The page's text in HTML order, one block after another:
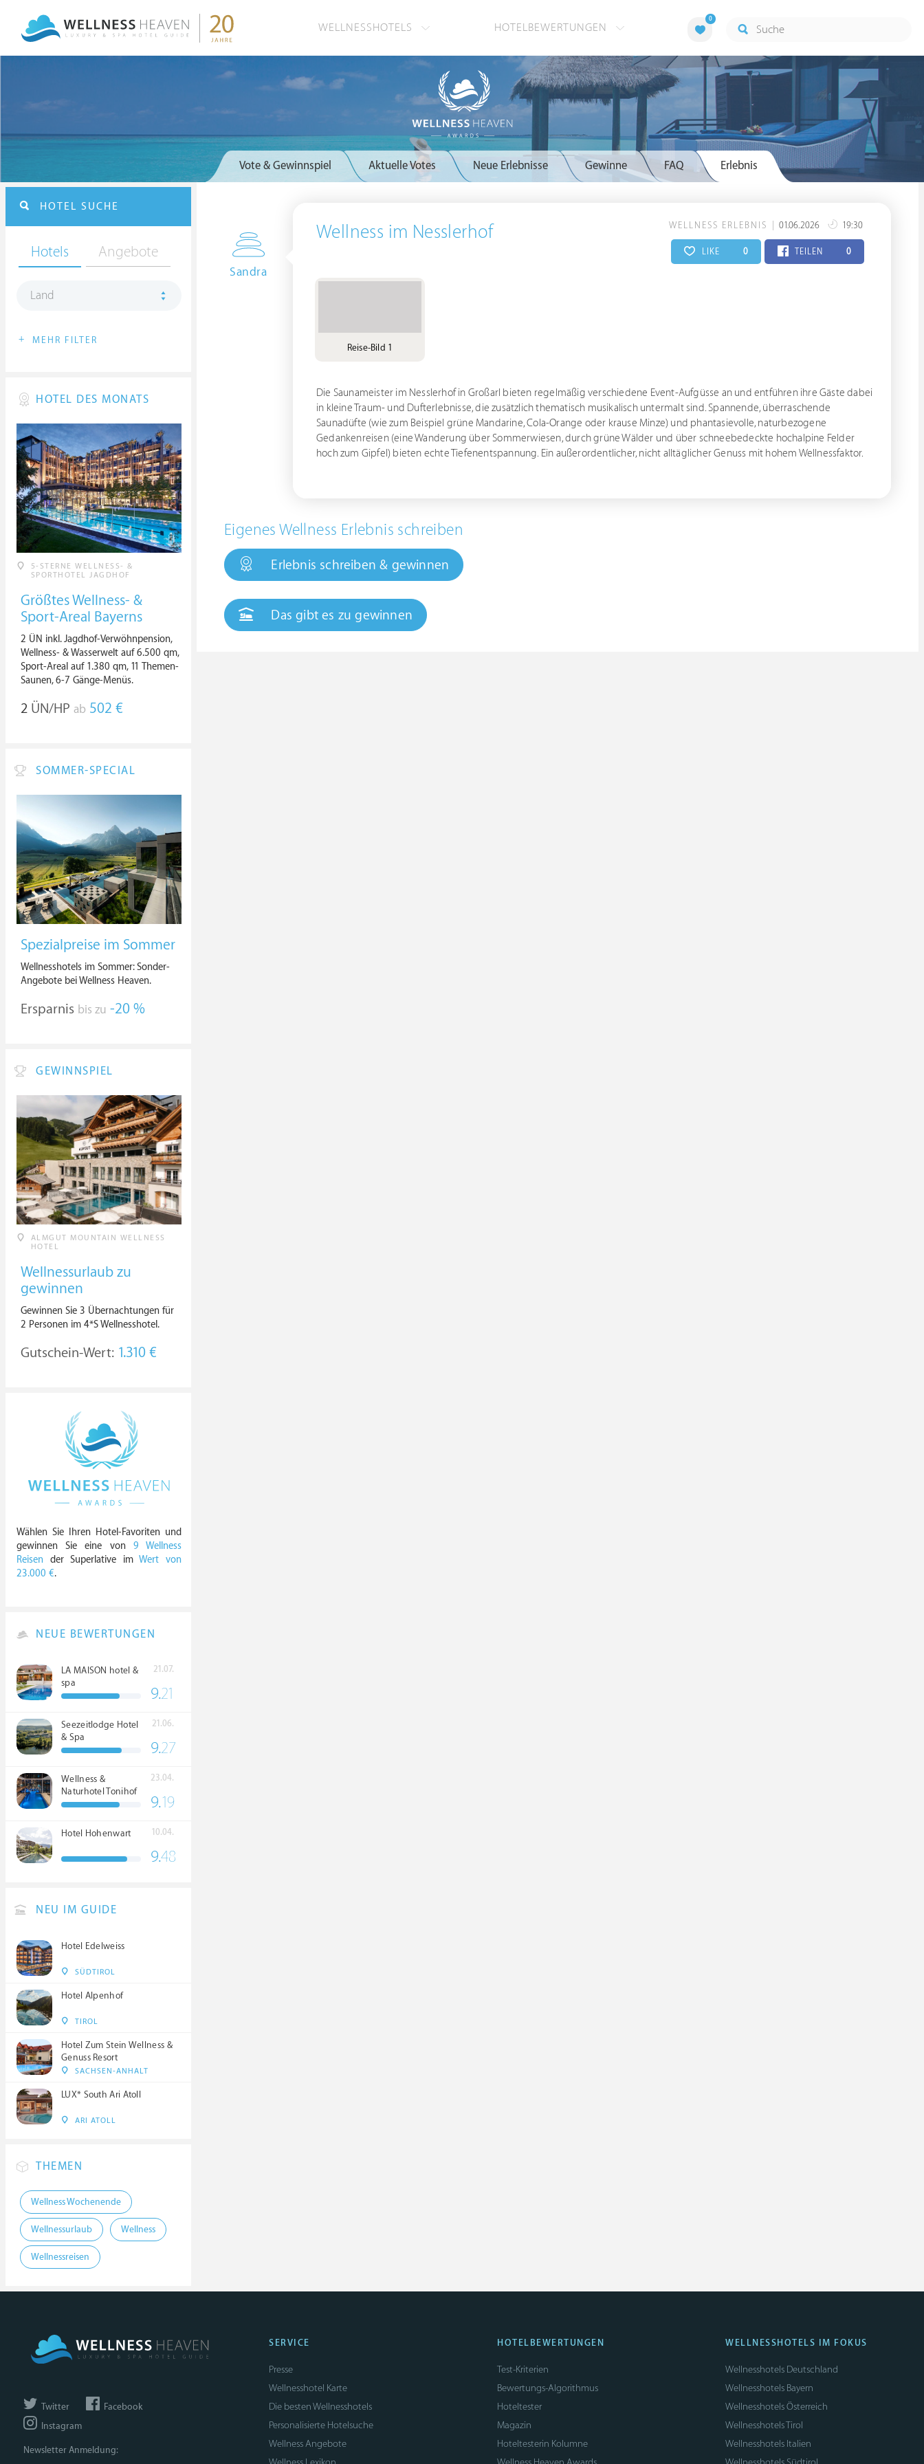
WELLNESSHOTELS HOTELBEWERTUNGEN
0
Vote & Gewinnspiel Aktuelle Votes Neue Erlebnisse Gewinne FAQ Erlebnis
Sandra
WELLNESS ERLEBNIS 01.06.2026 19:30
LIKE 0 TEILEN 0
Wellness im Nesslerhof
Reise-Bild 1
Die Saunameister im Nesslerhof in Großarl bieten regelmäßig verschiedene Event-Aufgüsse an und entführen ihre Gäste dabei
in kleine Traum- und Dufterlebnisse, die zusätzlich thematisch musikalisch untermalt sind. Spannende, überraschende
Saunadüfte (wie zum Beispiel grüne Mandarine, Cola-Orange oder krause Minze) und phantasievolle, naturbezogene
Gedankenreisen (eine Wanderung über Sommerwiesen, durch grüne Wälder und über schneebedeckte hochalpine Felder
hoch zum Gipfel) bieten echte Tiefenentspannung. Ein außerordentlicher, nicht alltäglicher Genuss mit hohem Wellnessfaktor.
Eigenes Wellness Erlebnis schreiben
Erlebnis schreiben & gewinnen
Das gibt es zu gewinnen
HOTEL SUCHE
Hotels Angebote
Land
+ MEHR FILTER
HOTEL DES MONATS
5-STERNE WELLNESS- &
SPORTHOTEL JAGDHOF
Größtes Wellness- &
Sport-Areal Bayerns
2 ÜN inkl. Jagdhof-Verwöhnpension,
Wellness- & Wasserwelt auf 6.500 qm,
Sport-Areal auf 1.380 qm, 11 Themen-
Saunen, 6-7 Gänge-Menüs.
2 ÜN/HP ab 502 €
SOMMER-SPECIAL
Spezialpreise im Sommer
Wellnesshotels im Sommer: Sonder-
Angebote bei Wellness Heaven.
Ersparnis bis zu -20 %
GEWINNSPIEL
ALMGUT MOUNTAIN WELLNESS
HOTEL
Wellnessurlaub zu
gewinnen
Gewinnen Sie 3 Übernachtungen für
2 Personen im 4*S Wellnesshotel.
Gutschein-Wert: 1.310 €
Wählen Sie Ihren Hotel-Favoriten und
gewinnen Sie eine von 9 Wellness
Reisen der Superlative imWert von
23.000 €.
NEUE BEWERTUNGEN
LA MAISON hotel &
spa
21.07.
9.21
Seezeitlodge Hotel
& Spa
21.06.
9.27
Wellness &
Naturhotel Tonihof
****S
23.04.
9.19
Hotel Hohenwart 10.04.
9.48
NEU IM GUIDE
Hotel Edelweiss
SÜDTIROL
Hotel Alpenhof
TIROL
Hotel Zum Stein Wellness &
Genuss Resort
SACHSEN-ANHALT
LUX* South Ari Atoll
ARI ATOLL
THEMEN
Wellness Wochenende
Wellnessurlaub Wellness
Wellnessreisen
Twitter
Facebook
Instagram
Newsletter Anmeldung:
SERVICE
Presse
Wellnesshotel Karte
Die besten Wellnesshotels
Personalisierte Hotelsuche
Wellness Angebote
HOTELBEWERTUNGEN
Test-Kriterien
Bewertungs-Algorithmus
Hoteltester
Magazin
Hoteltesterin Kolumne
WELLNESSHOTELS IM FOKUS
Wellnesshotels Deutschland
Wellnesshotels Bayern
Wellnesshotels Österreich
Wellnesshotels Tirol
Wellnesshotels Italien